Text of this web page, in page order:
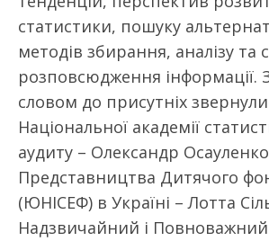
статистики, пошуку
методів збирання, аналізу та
розповсюдження інформації.
словом до присутніх
Національної академії
аудиту – Олександр
Представництва Дитячого
(ЮНІСЕФ) в Україні – Лотта
Надзвичайний і